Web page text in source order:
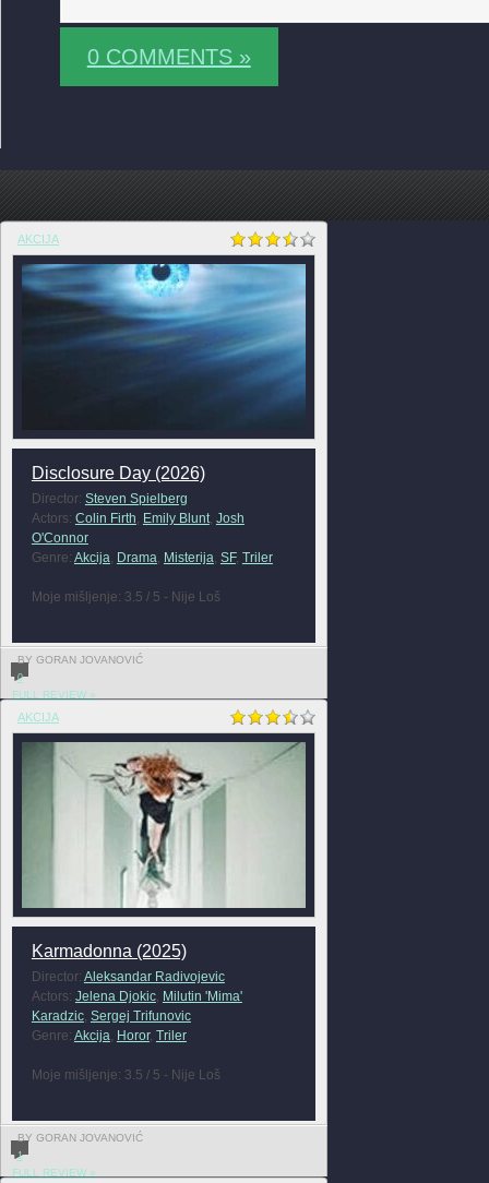
0 COMMENTS »
AKCIJA
Disclosure Day (2026)
Director: Steven Spielberg
Actors: Colin Firth Emily Blunt, Josh
O'Connor
Genre: Akcija Drama Misterija SF, Triler
Moje mišljenje: 3.5 / 5 - Nije Loš
BY GORAN JOVANOVIĆ
0
FULL REVIEW »
AKCIJA
Karmadonna (2025)
Director: Aleksandar Radivojevic
Actors: Jelena Djokic, Milutin 'Mima'
Karadzic, Sergej Trifunovic
Genre: Akcija Horor, Triler
Moje mišljenje: 3.5 / 5 - Nije Loš
BY GORAN JOVANOVIĆ
1
FULL REVIEW »